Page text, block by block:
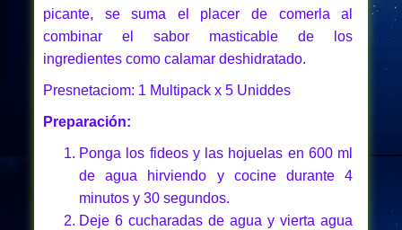
picante, se suma el placer de comerla al
combinar el sabor masticable de los
ingredientes como calamar deshidratado.
Presnetaciom: 1 Multipack x 5 Uniddes
Preparación:
Ponga los fideos y las hojuelas en 600 ml
de agua hirviendo y cocine durante 4
minutos y 30 segundos.
Deje 6 cucharadas de agua y vierta agua